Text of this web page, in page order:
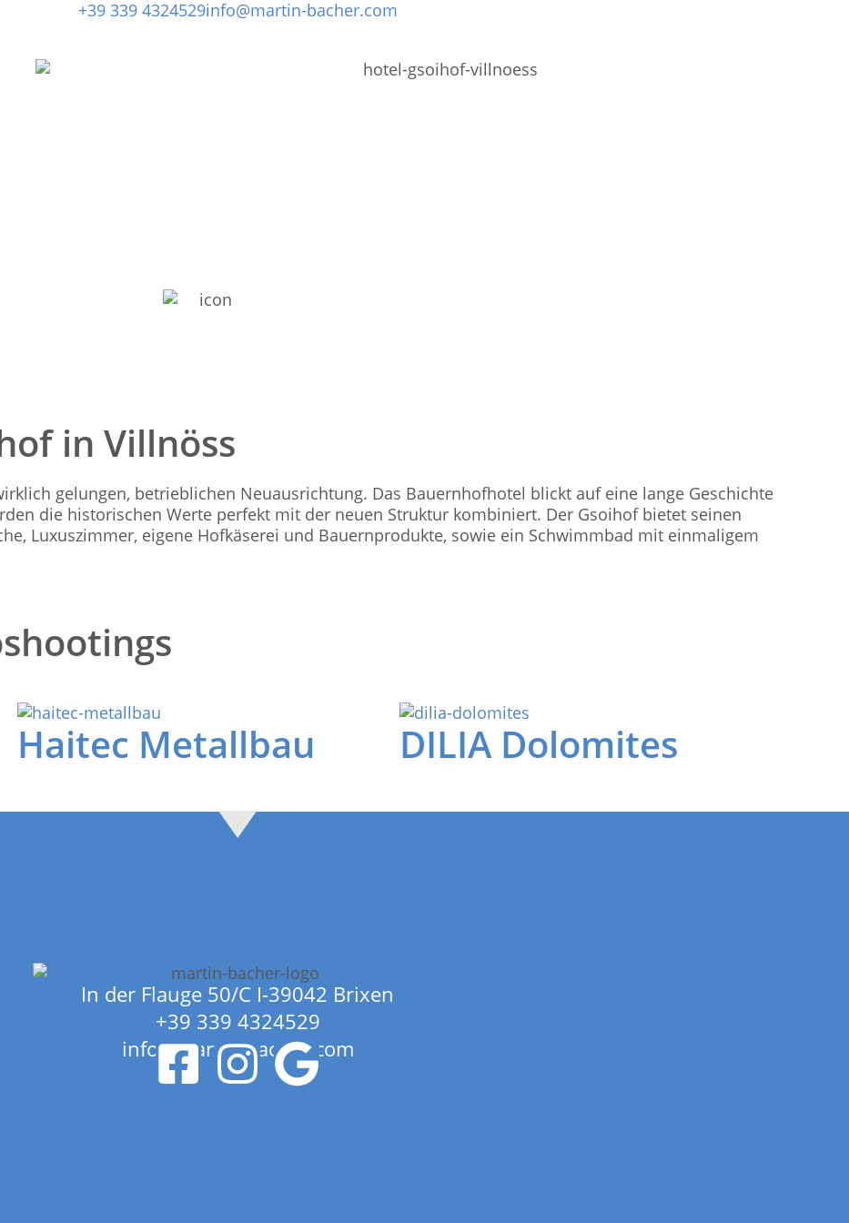
+39 339 4324529info@martin-bacher.com
in Villnöss
gelungen, betrieblichen Neuausrichtung. Das Bauernhofhotel blickt auf eine lange Geschichte
die historischen Werte perfekt mit der neuen Struktur kombiniert. Der Gsoihof bietet seinen
Luxuszimmer, eigene Hofkäserei und Bauernprodukte, sowie ein Schwimmbad mit einmaligem
Haitec Metallbau DILIA Dolomites
In der Flauge 50/C I-39042 Brixen
+39 339 4324529
info@martin-bacher.com